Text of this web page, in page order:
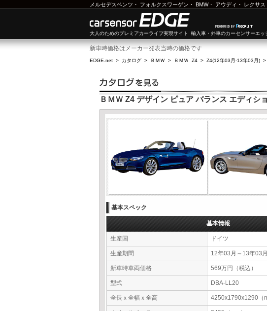
メルセデスベンツ ・ フォルクスワーゲン ・ BMW・ アウディ ・ レクサス
大人のためのプレミアカーライフ実現サイト 輸入車・外車のカーセンサーエッ
新車時価格はメーカー発表当時の価格です
EDGE.net > カタログ > ＢＭＷ > ＢＭＷ Z4 > Z4(12年03月-13年03月) >
ＢＭＷ Z4 デザイン ピュア バランス エディシ
基本スペック
基本情報
生産国 ドイツ
生産期間 12年03月～13年03月
新車時車両価格 569万円（税込）
型式 DBA-LL20
全長ｘ全幅ｘ全高 4250x1790x1290（